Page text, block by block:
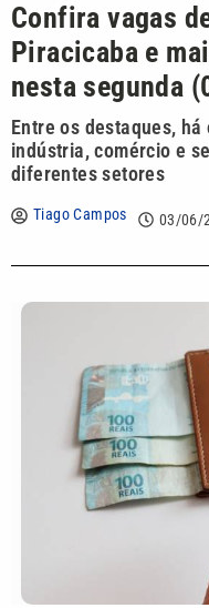
Confira vagas
Piracicaba e
nesta segunda
Entre os destaques,
indústria, comércio e
diferentes setores
Tiago Campos 03/06/